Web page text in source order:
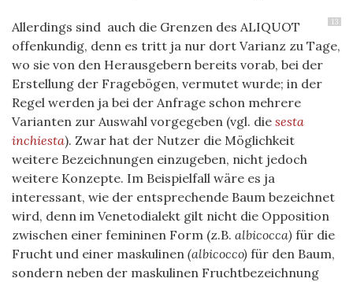
13
Allerdings sind auch die Grenzen des ALIQUOT
offenkundig, denn es tritt ja nur dort Varianz zu Tage,
wo sie von den Herausgebern bereits vorab, bei der
Erstellung der Fragebögen, vermutet wurde; in der
Regel werden ja bei der Anfrage schon mehrere
Varianten zur Auswahl vorgegeben (vgl. die sesta
inchiesta). Zwar hat der Nutzer die Möglichkeit
weitere Bezeichnungen einzugeben, nicht jedoch
weitere Konzepte. Im Beispielfall wäre es ja
interessant, wie der entsprechende Baum bezeichnet
wird, denn im Venetodialekt gilt nicht die Opposition
zwischen einer femininen Form (z.B. albicocca) für die
Frucht und einer maskulinen (albicocco) für den Baum,
sondern neben der maskulinen Fruchtbezeichnung